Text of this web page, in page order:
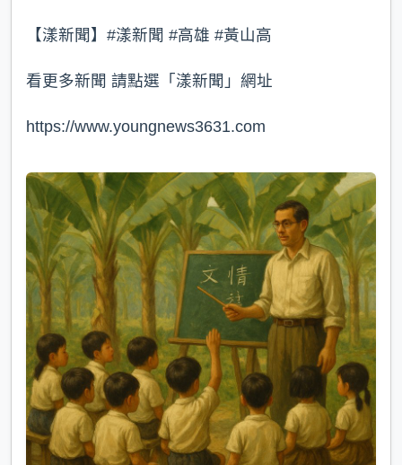
【漾新聞】#漾新聞 #高雄 #黃山高
看更多新聞 請點選「漾新聞」網址
https://www.youngnews3631.com